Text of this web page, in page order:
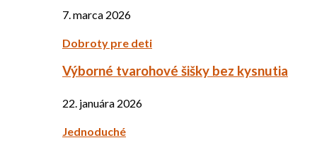
7. marca 2026
Dobroty pre deti
Výborné tvarohové šišky bez kysnutia
22. januára 2026
Jednoduché